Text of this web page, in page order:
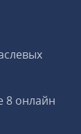
8 онлайн